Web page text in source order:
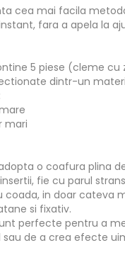
cea mai facila
fara a apela la
5 piese (cleme cu
dintr-un
mari
o coafura plina
fie cu parul
coada, in doar cateva
si fixativ.
perfecte pentru a
de a crea efecte